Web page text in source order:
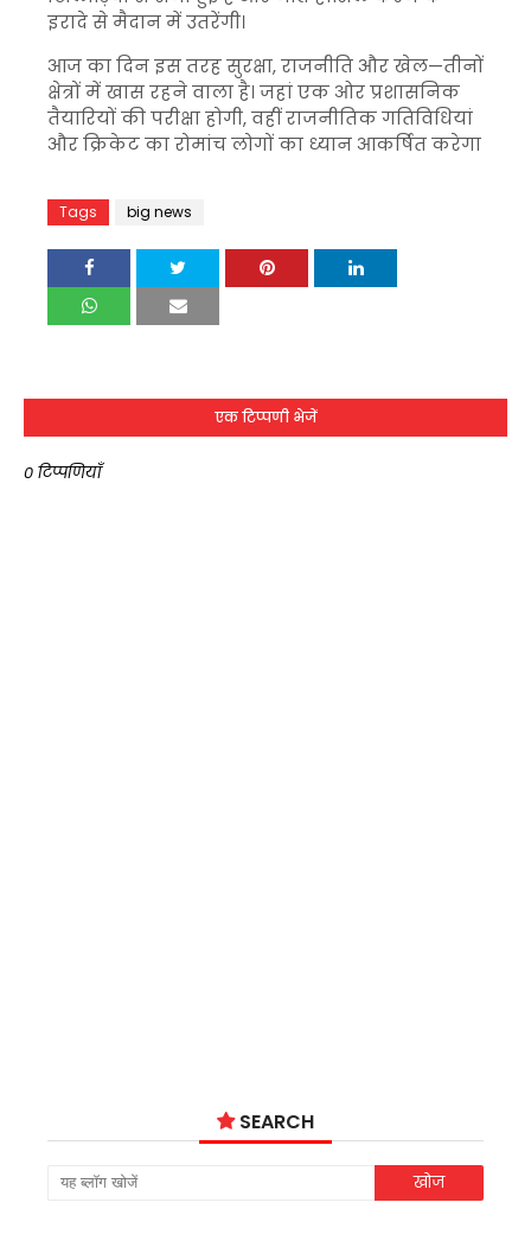
इरादे से मैदान में उतरेंगी।
आज का दिन इस तरह सुरक्षा, राजनीति और खेल—तीनों
क्षेत्रों में खास रहने वाला है। जहां एक ओर प्रशासनिक
तैयारियों की परीक्षा होगी, वहीं राजनीतिक गतिविधियां
और क्रिकेट का रोमांच लोगों का ध्यान आकर्षित करेगा
Tags big news
एक टिप्पणी भेजें
0 टिप्पणियाँ
SEARCH